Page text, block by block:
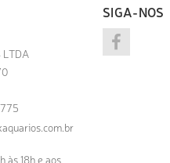
LTDA
às 18h e aos
SIGA-NOS